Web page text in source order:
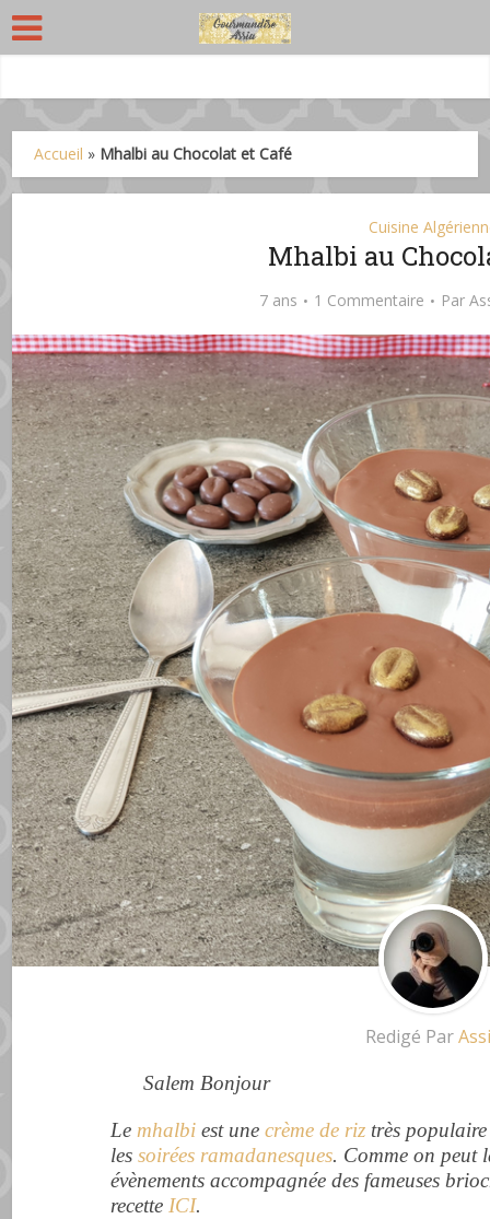
Accueil » Mhalbi au Chocolat et Café
Cuisine
Mhalbi au
7 ans 1 Commentaire Par
Redigé Par
Salem Bonjour
Le mhalbi est unecrème de riz très
lessoirées ramadanesques. Comme on peut
évènements accompagnée des fameuses
recette ICI.